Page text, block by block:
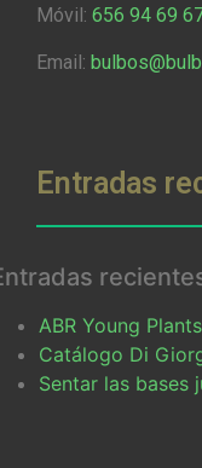
Móvil: 656 94 69
Email:
Entradas
ABR Young
Catálogo Di
Sentar las bases